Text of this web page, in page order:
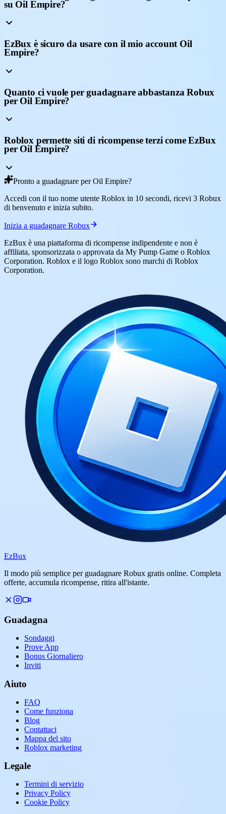
su Oil Empire?
EzBux è sicuro da usare con il mio account Oil
Empire?
Quanto ci vuole per guadagnare abbastanza Robux
per Oil Empire?
Roblox permette siti di ricompense terzi come EzBux
per Oil Empire?
Pronto a guadagnare per Oil Empire?
Accedi con il tuo nome utente Roblox in 10 secondi, ricevi 3 Robux
di benvenuto e inizia subito.
Inizia a guadagnare Robux
EzBux è una piattaforma di ricompense indipendente e non è
affiliata, sponsorizzata o approvata da My Pump Game o Roblox
Corporation. Roblox e il logo Roblox sono marchi di Roblox
Corporation.
EzBux
Il modo più semplice per guadagnare Robux gratis online. Completa
offerte, accumula ricompense, ritira all'istante.
Guadagna
Sondaggi
Prove App
Bonus Giornaliero
Inviti
Aiuto
FAQ
Come funziona
Blog
Contattaci
Mappa del sito
Roblox marketing
Legale
Termini di servizio
Privacy Policy
Cookie Policy